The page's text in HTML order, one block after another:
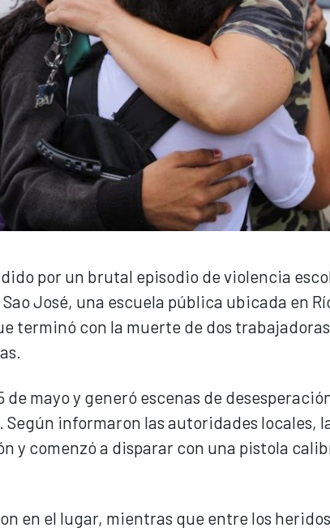
por un brutal episodio de violencia
José, una escuela pública ubicada en
terminó con la muerte de dos
mayo y generó escenas de
informaron las autoridades locales,
y comenzó a disparar con una pistola
en el lugar, mientras que entre los